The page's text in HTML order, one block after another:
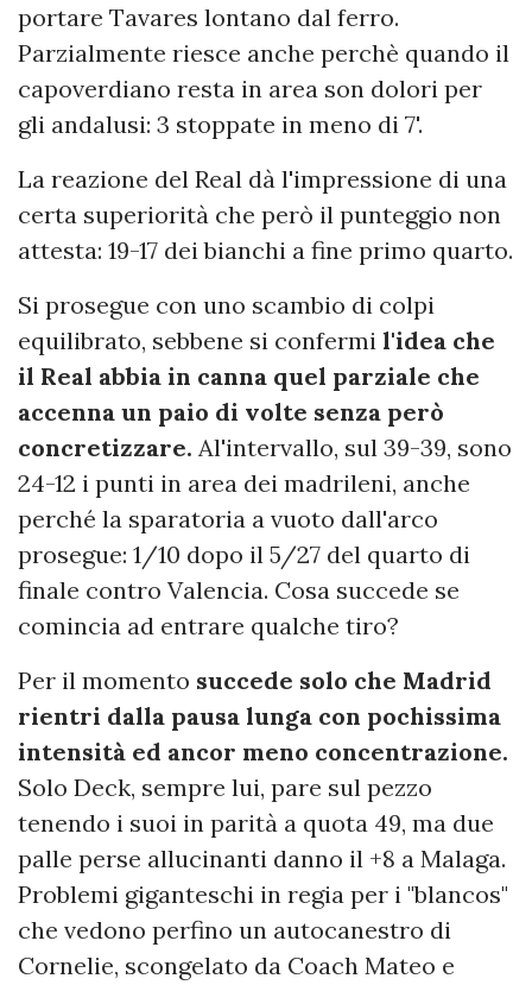
portare Tavares lontano dal ferro.
Parzialmente riesce anche perchè quando il
capoverdiano resta in area son dolori per
gli andalusi: 3 stoppate in meno di 7'.
La reazione del Real dà l'impressione di una
certa superiorità che però il punteggio non
attesta: 19-17 dei bianchi a fine primo quarto.
Si prosegue con uno scambio di colpi
equilibrato, sebbene si confermi l'idea che
il Real abbia in canna quel parziale che
accenna un paio di volte senza però
concretizzare. Al'intervallo, sul 39-39, sono
24-12 i punti in area dei madrileni, anche
perché la sparatoria a vuoto dall'arco
prosegue: 1/10 dopo il 5/27 del quarto di
finale contro Valencia. Cosa succede se
comincia ad entrare qualche tiro?
Per il momento succede solo che Madrid
rientri dalla pausa lunga con pochissima
intensità ed ancor meno concentrazione.
Solo Deck, sempre lui, pare sul pezzo
tenendo i suoi in parità a quota 49, ma due
palle perse allucinanti danno il +8 a Malaga.
Problemi giganteschi in regia per i "blancos"
che vedono perfino un autocanestro di
Cornelie, scongelato da Coach Mateo e